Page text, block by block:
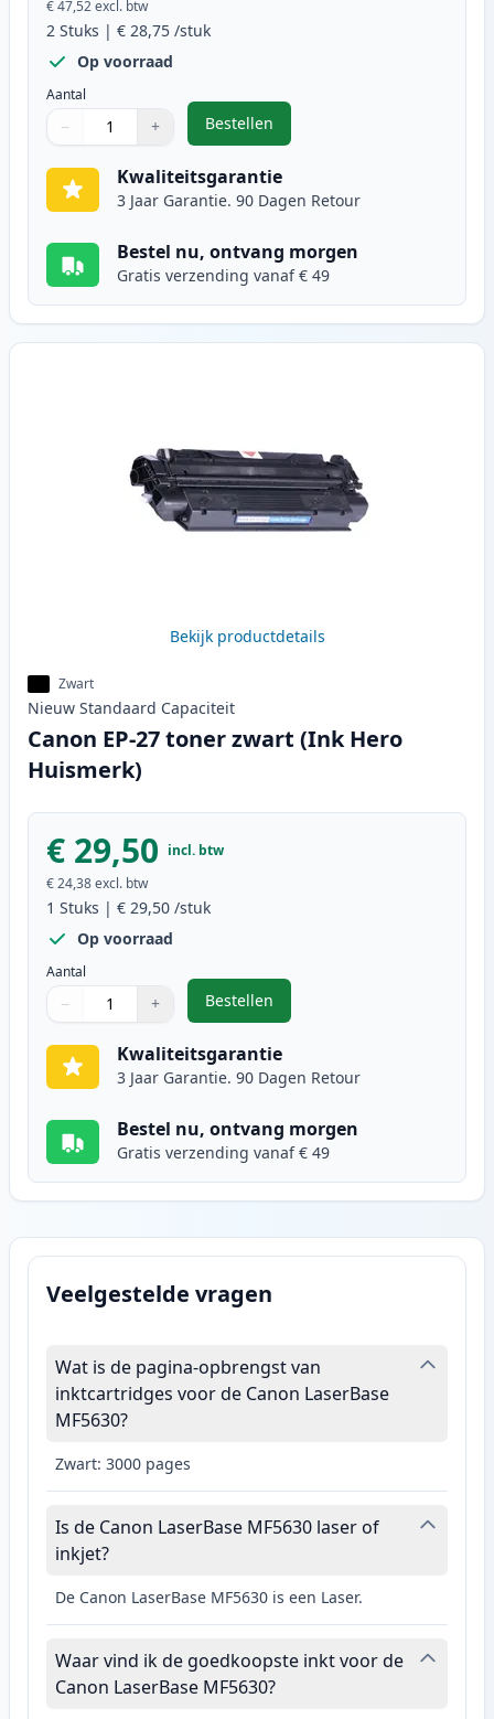
€ 47,52excl. btw
2 Stuks | € 28,75 /stuk
Op voorraad
Aantal
Gebruik de knoppen om aan te passen
− +
1
Bestellen
,2 stuks Canon EP-27 toner zwart
Kwaliteitsgarantie
3 Jaar Garantie. 90 Dagen Retour
Bestel nu, ontvang morgen
Gratis verzending vanaf € 49
Bekijk productdetails
Zwart
Nieuw Standaard Capaciteit
Canon EP-27 toner zwart (Ink Hero
Huismerk)
€ 29,50 incl. btw
€ 24,38excl. btw
1 Stuks | € 29,50 /stuk
Op voorraad
Aantal
Gebruik de knoppen om aan te passen
− +
1
Bestellen
,Canon EP-27 toner zwart (Ink
Kwaliteitsgarantie
3 Jaar Garantie. 90 Dagen Retour
Bestel nu, ontvang morgen
Gratis verzending vanaf € 49
Veelgestelde vragen
Wat is de pagina-opbrengst van
inktcartridges voor de Canon LaserBase
MF5630?
Zwart: 3000 pages
Is de Canon LaserBase MF5630 laser of
inkjet?
De Canon LaserBase MF5630 is een Laser.
Waar vind ik de goedkoopste inkt voor de
Canon LaserBase MF5630?